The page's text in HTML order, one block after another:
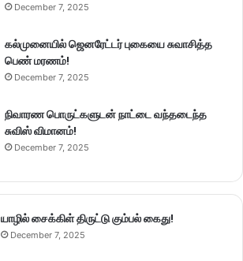
December 7, 2025
கல்முனையில் ஜெனரேட்டர் புகையை சுவாசித்த
பெண் மரணம்!
December 7, 2025
நிவாரண பொருட்களுடன் நாட்டை வந்தடைந்த
சுவிஸ் விமானம்!
December 7, 2025
யாழில் சைக்கிள் திருட்டு கும்பல் கைது!
December 7, 2025